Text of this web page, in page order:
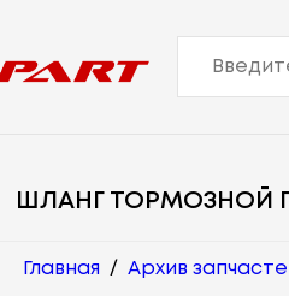
ШЛАНГ ТОРМОЗНОЙ
Главная / Архив